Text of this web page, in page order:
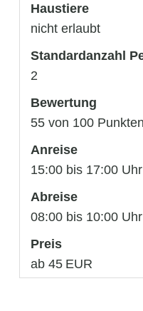
Haustiere
nicht erlaubt
Standardanzahl
2
Bewertung
55 von 100
Anreise
15:00 bis 17:00 Uhr
Abreise
08:00 bis 10:00 Uhr
Preis
ab 45 EUR